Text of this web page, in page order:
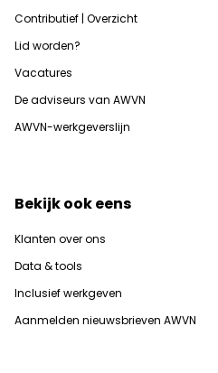
Contributief | Overzicht
Lid worden?
Vacatures
De adviseurs van AWVN
AWVN-werkgeverslijn
Bekijk ook eens
Klanten over ons
Data & tools
Inclusief werkgeven
Aanmelden nieuwsbrieven AWVN